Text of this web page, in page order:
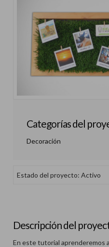
Categorías del
Decoración
Estado del proyecto: Activo
Descripción del
En este tutorial aprenderemos